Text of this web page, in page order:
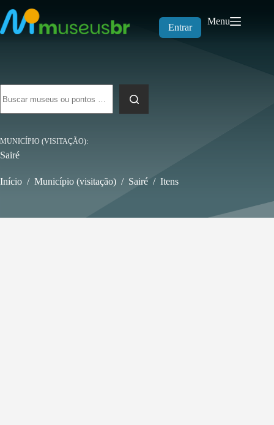
para
o
conteúdo
Entrar
Menu
resultados
MUNICÍPIO (VISITAÇÃO)
Sairé
Início / Município (visitação) / Sairé / Itens